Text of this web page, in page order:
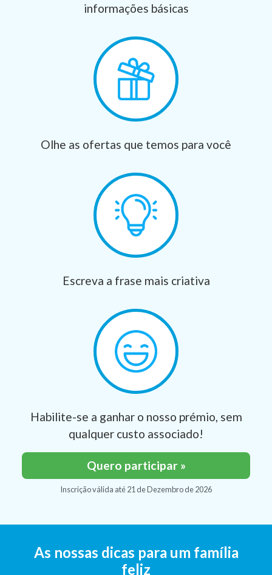
informações básicas
Olhe as ofertas que temos para você
Escreva a frase mais criativa
Habilite-se a ganhar o nosso prémio, sem
qualquer custo associado!
Quero participar »
Inscrição válida até 21 de Dezembro de 2026
As nossas dicas para um família
feliz